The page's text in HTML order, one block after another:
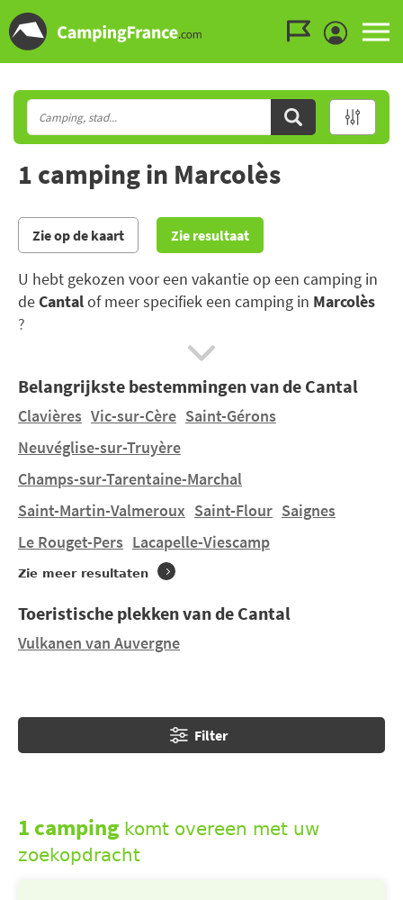
1 camping in Marcolès
Zie op de kaart Zie resultaat
U hebt gekozen voor een vakantie op een camping in
deCantalof meer specifiek een camping in Marcolès
?
de pittoreske dorpjes die in het hart van het Centraal
Massief genesteld zijn te ontdekken.
U wilt verblijven in een tent, een stacaravan huren in
Marcolèsop een terrein van aanvaardbare grootte ? U
vindt 1 camping inMarcolès. Ontdek CAMPING
Belangrijkste bestemmingen van de Cantal
Clavières Vic-sur-Cère Saint-Gérons
Neuvéglise-sur-Truyère
Champs-sur-Tarentaine-Marchal
Saint-Martin-Valmeroux Saint-Flour Saignes
Le Rouget-Pers Lacapelle-Viescamp
Zie meer resultaten
Toeristische plekken van de Cantal
Vulkanen van Auvergne
Filter
1 camping komt overeen met uw
zoekopdracht